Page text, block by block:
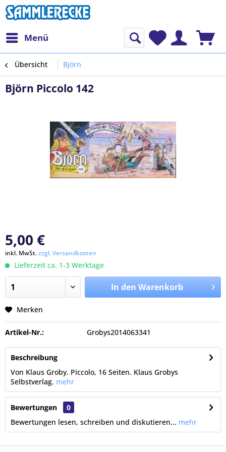
Menü
Übersicht Björn
Björn Piccolo 142
5,00 €
inkl. MwSt.zzgl. Versandkosten
Lieferzeit ca. 1-3 Werktage
In den Warenkorb
Merken
Artikel-Nr.: Grobys2014063341
Beschreibung
Von Klaus Groby. Piccolo, 16 Seiten. Klaus Grobys
Selbstverlag. mehr
Bewertungen
0
Bewertungen lesen, schreiben und diskutieren... mehr